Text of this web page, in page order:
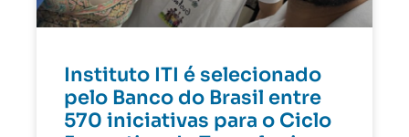
Instituto ITI é selecionado
pelo Banco do Brasil entre
570 iniciativas para o Ciclo